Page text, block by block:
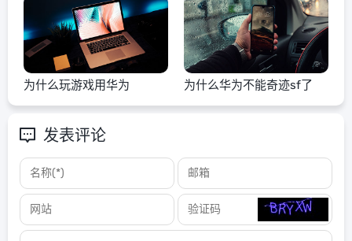
为什么玩游戏用华为 为什么华为不能奇迹sf了
发表评论